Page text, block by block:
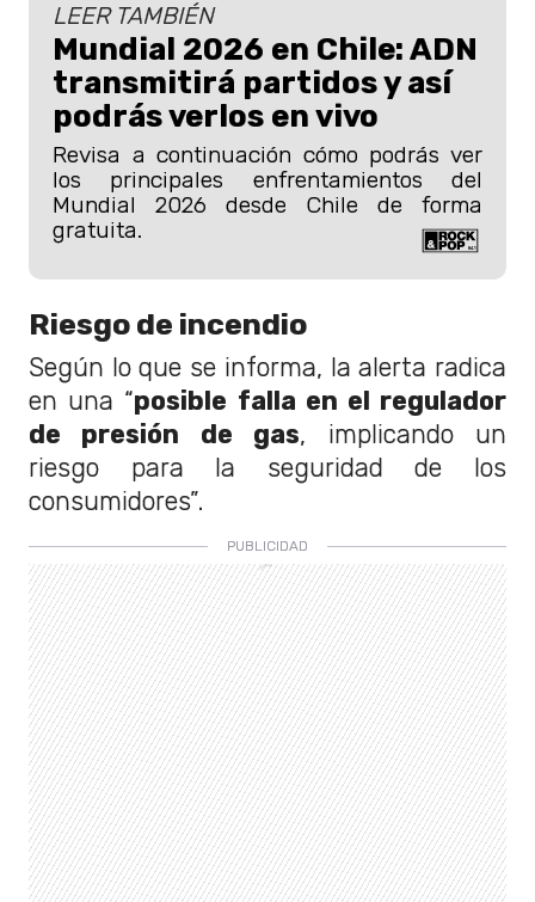
LEER TAMBIÉN
Mundial 2026 en Chile: ADN
transmitirá partidos y así
podrás verlos en vivo
Revisa a continuación cómo podrás ver
los principales enfrentamientos del
Mundial 2026 desde Chile de forma
gratuita.
Riesgo de incendio
Según lo que se informa, la alerta radica
en una “posible falla en el regulador
de presión de gas, implicando un
riesgo para la seguridad de los
consumidores”.